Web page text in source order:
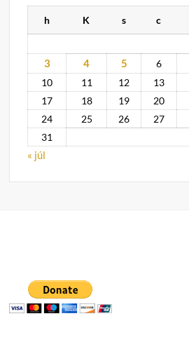
h K s c
3
4 5 6
10
11 12 13
17
18 19 20
24
25 26 27
31
« júl